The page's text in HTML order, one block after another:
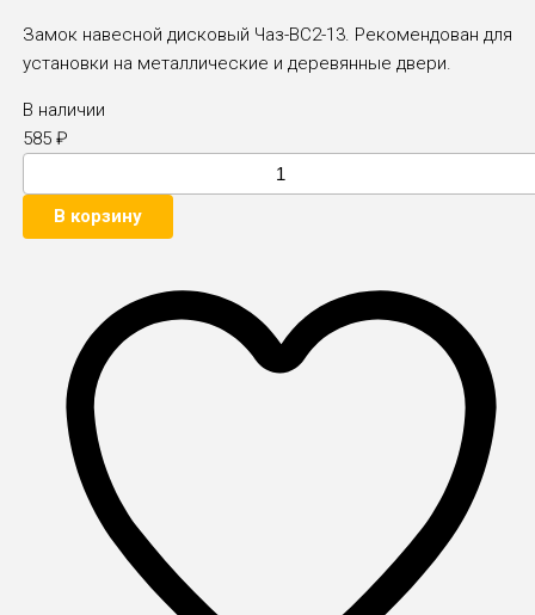
Замок навесной дисковый Чаз-ВС2-13. Рекомендован для
установки на металлические и деревянные двери.
В наличии
585₽
В корзину